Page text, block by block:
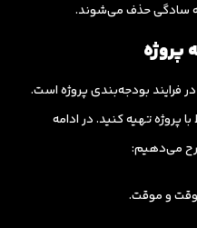
سادگی حذف می‌شوند.
پروژه
فرایند بودجه‌بندی پروژه است.
پروژه تهیه کنید. در ادامه
می‌دهیم:
و موقت.